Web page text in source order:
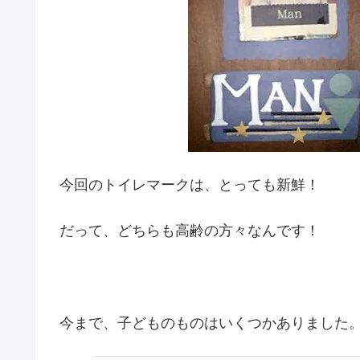
今回のトイレマークは、とっても新鮮！
だって、どちらも高齢の方々なんです！
今まで、子どものものはいくつかありました